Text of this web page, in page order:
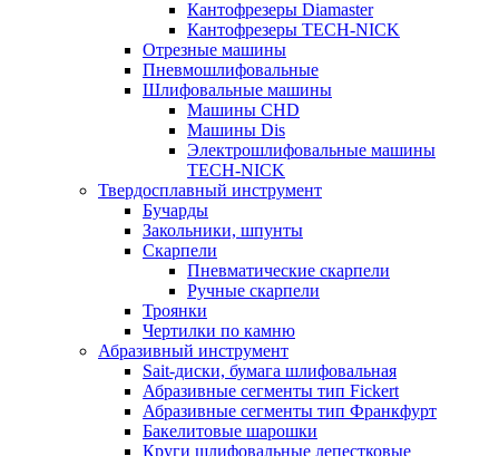
Кантофрезеры Diamaster
Кантофрезеры TECH-NICK
Отрезные машины
Пневмошлифовальные
Шлифовальные машины
Машины CHD
Машины Dis
Электрошлифовальные машины
TECH-NICK
Твердосплавный инструмент
Бучарды
Закольники, шпунты
Скарпели
Пневматические скарпели
Ручные скарпели
Троянки
Чертилки по камню
Абразивный инструмент
Sait-диски, бумага шлифовальная
Абразивные сегменты тип Fickert
Абразивные сегменты тип Франкфурт
Бакелитовые шарошки
Круги шлифовальные лепестковые